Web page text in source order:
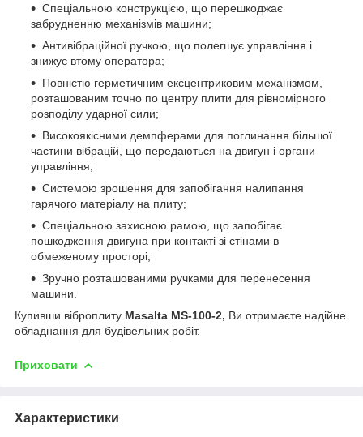
Спеціальною конструкцією, що перешкоджає
забрудненню механізмів машини;
Антивібраційної ручкою, що полегшує управління і
знижує втому оператора;
Повністю герметичним ексцентриковим механізмом,
розташованим точно по центру плити для рівномірного
розподілу ударної сили;
Високоякісними демпферами для поглинання більшої
частини вібрацій, що передаються на двигун і органи
управління;
Системою зрошення для запобігання налипання
гарячого матеріалу на плиту;
Спеціальною захисною рамою, що запобігає
пошкодження двигуна при контакті зі стінами в
обмеженому просторі;
Зручно розташованими ручками для перенесення
машини.
Купивши віброплиту Masalta MS-100-2, Ви отримаєте надійне
обладнання для будівельних робіт.
Приховати
Характеристики